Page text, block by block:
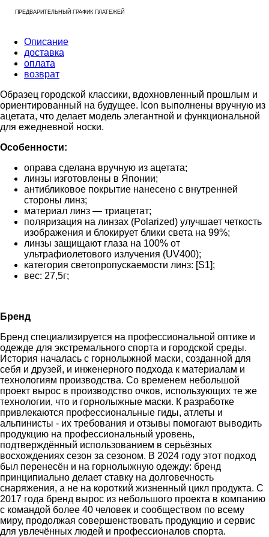
ПРЕДВАРИТЕЛЬНЫЙ ГРАФИК ПЛАТЕЖЕЙ
Описание
доставка
оплата
возврат
Образец городской классики, вдохновленный прошлым и
ориентированный на будущее. Icon выполнены вручную из
ацетата, что делает модель элегантной и функциональной
для ежедневной носки.
Особенности:
оправа сделана вручную из ацетата;
линзы изготовлены в Японии;
антибликовое покрытие нанесено с внутренней
стороны линз;
материал линз — триацетат;
поляризация на линзах (Polarized) улучшает четкость
изображения и блокирует блики света на 99%;
линзы защищают глаза на 100% от
ультрафиолетового излучения (UV400);
категория светопропускаемости линз: [S1];
вес: 27,5г;
Бренд
Бренд специализируется на профессиональной оптике и
одежде для экстремального спорта и городской среды.
История началась с горнолыжной маски, созданной для
себя и друзей, и инженерного подхода к материалам и
технологиям производства. Со временем небольшой
проект вырос в производство очков, использующих те же
технологии, что и горнолыжные маски. К разработке
привлекаются профессиональные гиды, атлеты и
альпинисты - их требования и отзывы помогают выводить
продукцию на профессиональный уровень,
подтверждённый использованием в серьёзных
восхождениях сезон за сезоном. В 2024 году этот подход
был перенесён и на горнолыжную одежду: бренд
принципиально делает ставку на долговечность
снаряжения, а не на короткий жизненный цикл продукта. С
2017 года бренд вырос из небольшого проекта в компанию
с командой более 40 человек и сообществом по всему
миру, продолжая совершенствовать продукцию и сервис
для увлечённых людей и профессионалов спорта.